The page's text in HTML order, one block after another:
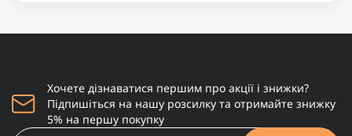
Хочете дізнаватися першим про акції і знижки?
Підпишіться на нашу розсилку та отримайте знижку
5% на першу покупку